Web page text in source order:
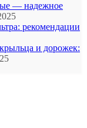
— надежное
рекомендации
и дорожек: